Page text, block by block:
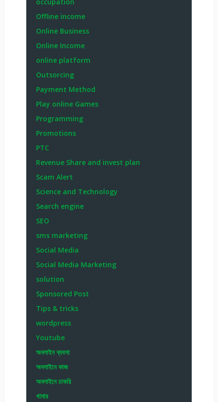
Offline income
Online Business
Online Income
online platform
Outsorcing
Payment Method
Play online Games
Programming
Promotions
PTC
Revenue Share and invest plan
Scam Alert
Science and Technology
Search engine
SEO
sms marketing
Social Media
Social Media Marketing
solution
Sponsored Post
Tips & tricks
wordpress
Youtube
অনলাইন ব্যবসা
অনলাইনে কাজ
অনলাইনে চাকরি
খামার